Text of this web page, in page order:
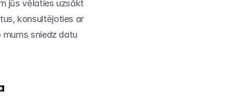
jūs vēlaties uzsākt
konsultējoties ar
sniedz datu